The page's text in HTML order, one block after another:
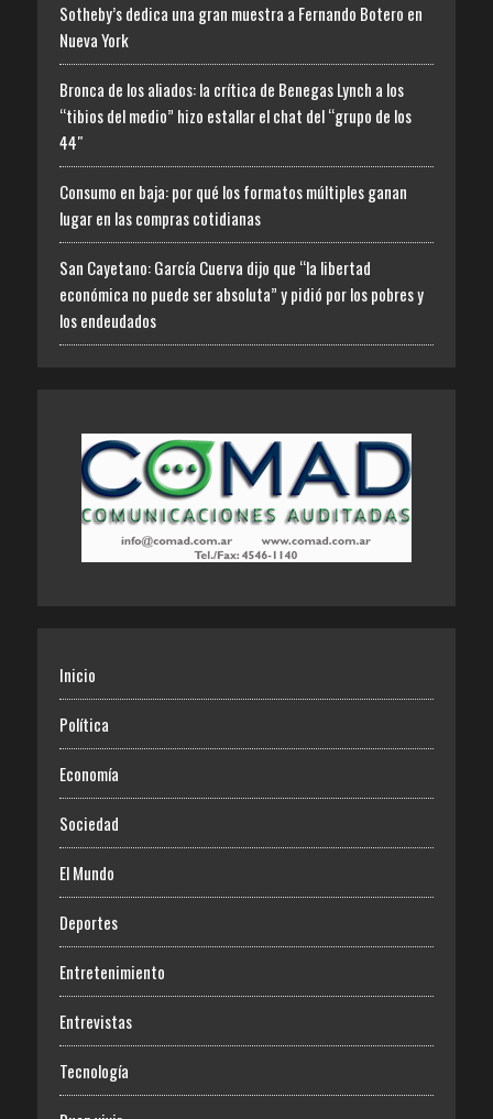
Sotheby’s dedica una gran muestra a Fernando Botero en
Nueva York
Bronca de los aliados: la crítica de Benegas Lynch a los
“tibios del medio” hizo estallar el chat del “grupo de los
44″
Consumo en baja: por qué los formatos múltiples ganan
lugar en las compras cotidianas
San Cayetano: García Cuerva dijo que “la libertad
económica no puede ser absoluta” y pidió por los pobres y
los endeudados
Inicio
Política
Economía
Sociedad
El Mundo
Deportes
Entretenimiento
Entrevistas
Tecnología